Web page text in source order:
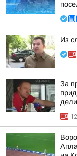
Из
За